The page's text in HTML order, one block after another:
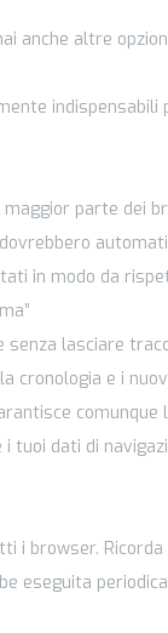
anche altre
maggior parte
in modo da
lasciare
cronologia e i
tuoi dati di
i browser.
eseguita